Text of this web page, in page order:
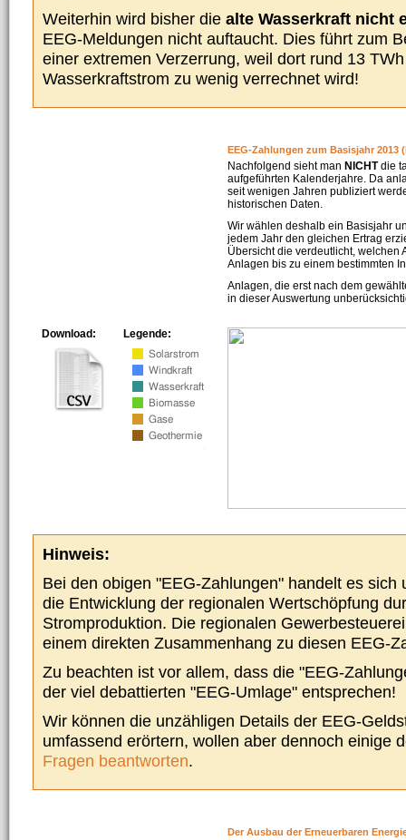
Weiterhin wird bisher die alte Wasserkraft nicht
EEG-Meldungen nicht auftaucht. Dies führt zum
einer extremen Verzerrung, weil dort rund 13
Wasserkraftstrom zu wenig verrechnet wird!
EEG-Zahlungen zum Basisjahr 2013
Nachfolgend sieht man NICHTdie
aufgeführten Kalenderjahre. Da
seit wenigen Jahren publiziert
historischen Daten.
Wir wählen deshalb ein Basisjahr
jedem Jahr den gleichen Ertrag
Übersicht die verdeutlicht, welchen
Anlagen bis zu einem bestimmten
Anlagen, die erst nach dem
in dieser Auswertung
Legende:
Download:
Hinweis:
Bei den obigen "EEG-Zahlungen" handelt es sich
die Entwicklung der regionalen Wertschöpfung
Stromproduktion. Die regionalen
einem direkten Zusammenhang zu diesen EEG-
Zu beachten ist vor allem, dass die "EEG-
der viel debattierten "EEG-Umlage" entsprechen!
Wir können die unzähligen Details der EEG-
umfassend erörtern, wollen aber dennoch einige
Fragen beantworten.
Der Ausbau der Erneuerbaren